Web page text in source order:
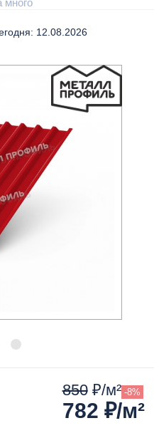
много
12.08.2026
850₽/м² -8%
782 ₽/м²